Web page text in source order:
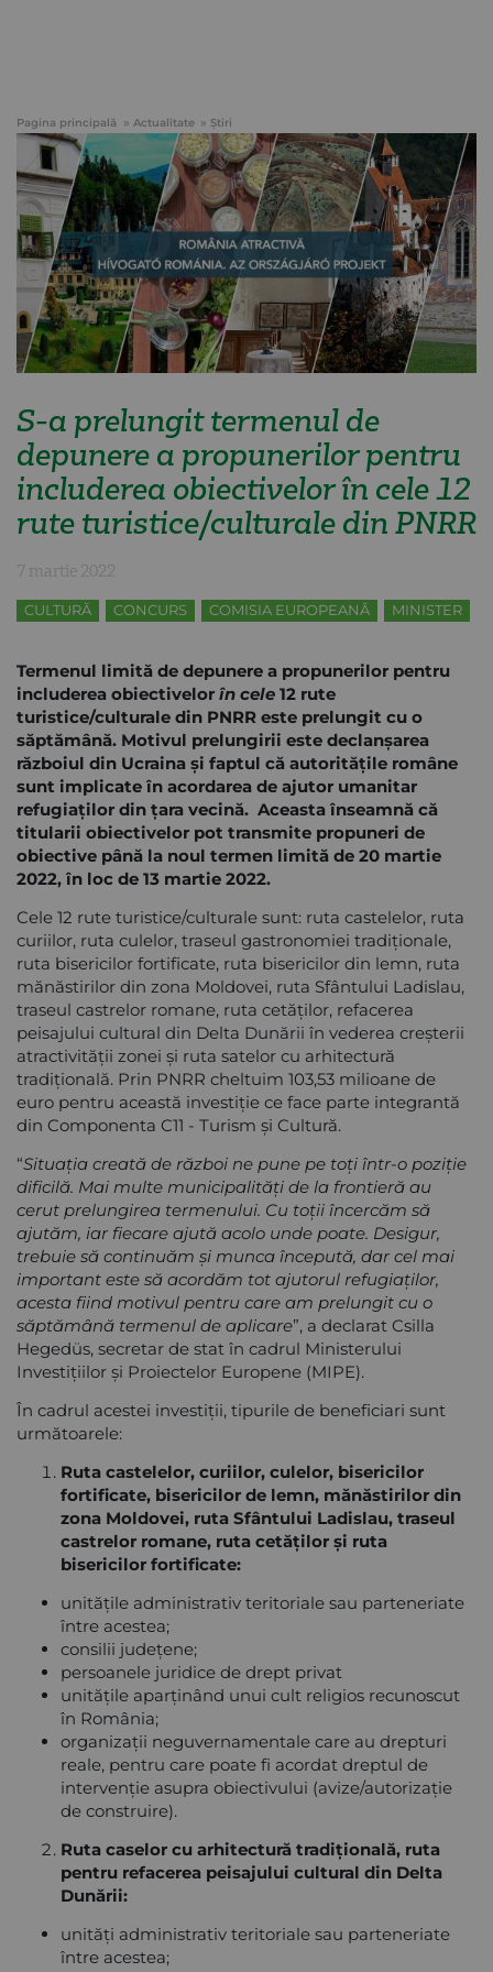
Pagina principală Actualitate Știri
S-a prelungit termenul de
depunere a propunerilor pentru
includerea obiectivelor în cele 12
rute turistice/culturale din PNRR
7 martie 2022
CULTURĂ CONCURS COMISIA EUROPEANĂ MINISTER
Termenul limită de depunere a propunerilor pentru
includerea obiectivelor în cele 12 rute
turistice/culturale din PNRR este prelungit cu o
săptămână. Motivul prelungirii este declanșarea
războiul din Ucraina și faptul că autoritățile române
sunt implicate în acordarea de ajutor umanitar
refugiaților din țara vecină. Aceasta înseamnă că
titularii obiectivelor pot transmite propuneri de
obiective până la noul termen limită de 20 martie
2022, în loc de 13 martie 2022.
Cele 12 rute turistice/culturale sunt: ruta castelelor, ruta
curiilor, ruta culelor, traseul gastronomiei tradiționale,
ruta bisericilor fortificate, ruta bisericilor din lemn, ruta
mănăstirilor din zona Moldovei, ruta Sfântului Ladislau,
traseul castrelor romane, ruta cetăților, refacerea
peisajului cultural din Delta Dunării în vederea creșterii
atractivității zonei și ruta satelor cu arhitectură
tradițională. Prin PNRR cheltuim 103,53 milioane de
euro pentru această investiție ce face parte integrantă
din Componenta C11 - Turism și Cultură.
“Situația creată de război ne pune pe toți într-o poziție
dificilă. Mai multe municipalități de la frontieră au
cerut prelungirea termenului. Cu toții încercăm să
ajutăm, iar fiecare ajută acolo unde poate. Desigur,
trebuie să continuăm și munca începută, dar cel mai
important este să acordăm tot ajutorul refugiaților,
acesta fiind motivul pentru care am prelungit cu o
săptămână termenul de aplicare”, a declarat Csilla
Hegedüs, secretar de stat în cadrul Ministerului
Investițiilor și Proiectelor Europene (MIPE).
În cadrul acestei investiții, tipurile de beneficiari sunt
următoarele:
Ruta castelelor, curiilor, culelor, bisericilor
fortificate, bisericilor de lemn, mănăstirilor din
zona Moldovei, ruta Sfântului Ladislau, traseul
castrelor romane, ruta cetăților și ruta
bisericilor fortificate:
unitățile administrativ teritoriale sau parteneriate
între acestea;
consilii județene;
persoanele juridice de drept privat
unitățile aparținând unui cult religios recunoscut
în România;
organizații neguvernamentale care au drepturi
reale, pentru care poate fi acordat dreptul de
intervenție asupra obiectivului (avize/autorizație
de construire).
Ruta caselor cu arhitectură tradițională, ruta
pentru refacerea peisajului cultural din Delta
Dunării:
unități administrativ teritoriale sau parteneriate
între acestea;